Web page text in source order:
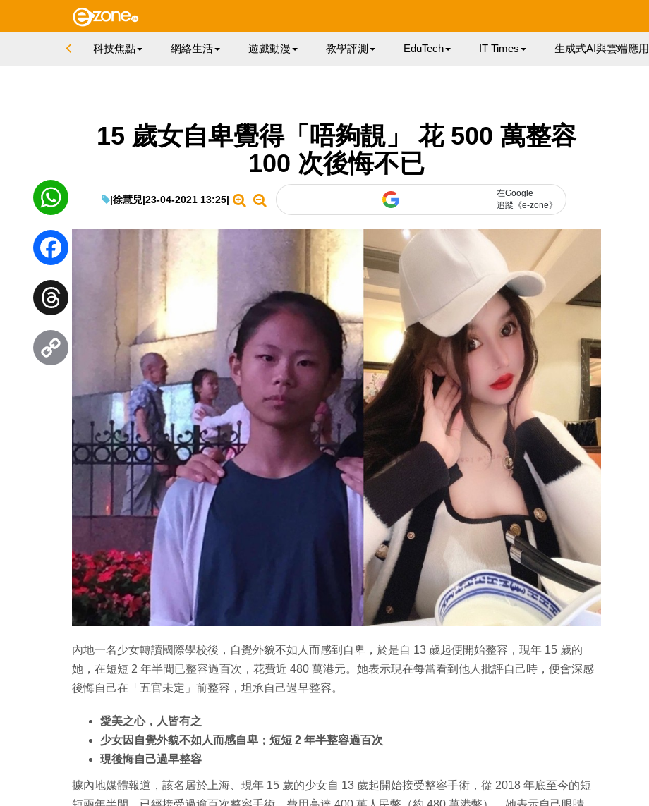
科技焦點 網絡生活 遊戲動漫 教學評測 EduTech IT Times 生成式AI與雲端應用
15 歲女自卑覺得「唔夠靚」 花 500 萬整容
100 次後悔不已
|徐慧兒|23-04-2021 13:25|
在Google
追蹤《e-zone》
內地一名少女轉讀國際學校後，自覺外貌不如人而感到自卑，於是自 13 歲起便開始整容，現年 15 歲的
她，在短短 2 年半間已整容過百次，花費近 480 萬港元。她表示現在每當看到他人批評自己時，便會深感
後悔自己在「五官未定」前整容，坦承自己過早整容。
愛美之心，人皆有之
少女因自覺外貌不如人而感自卑；短短 2 年半整容過百次
現後悔自己過早整容
據內地媒體報道，該名居於上海、現年 15 歲的少女自 13 歲起開始接受整容手術，從 2018 年底至今的短
WhatsApp
Facebook
Threads